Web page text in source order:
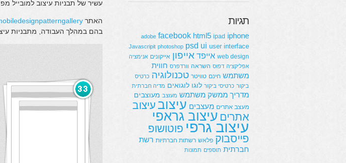
עשיר של תבניות עיצוב למובייל
האתר
בהם במהלך העבודה, מתבניות
תגיות
adobe facebook html5 ipad iphone
Javascripit photoshop psd ui user interface
web design אייפד אייפון אייקונים אנימציה
אפליקציה דפוס השראה וורדפרס חווית
משתמש חינם טוויטר טכנולוגיה כרטיס
ביקור כרטיסי ביקור לוגו לוגואים מדיה חברתית
מדריך ממשק משתמש מעוצב מעוצבים
מעצב אתרים מעצבים עיצוב עיצוב
אתרים עיצוב גראפי
עיצוב גרפי פוטושופ
פייסבוק פלאש רשתות חברתיות רשת
חברתית תוספים תמונות